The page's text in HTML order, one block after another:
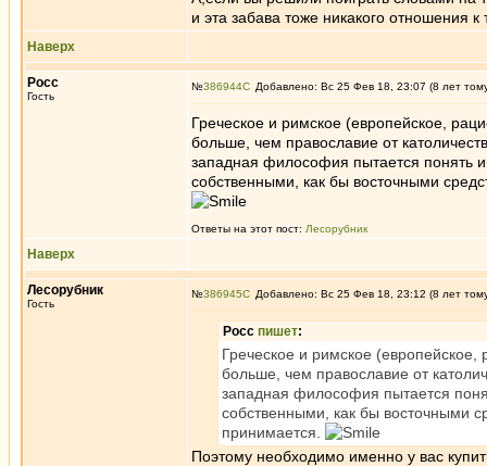
и эта забава тоже никакого отношения
Наверх
Росс
Гость
№386944 Добавлено: Вс 25 Фев 18, 23:07 (8 лет
Греческое и римское (европейское,
больше, чем православие от
западная философия пытается понять
собственными, как бы восточными
Ответы на этот пост: Лесорубник
Наверх
Лесорубник
Гость
№386945 Добавлено: Вс 25 Фев 18, 23:12 (8 лет
Росс пишет:
Греческое и римское
больше, чем православие от
западная философия пытается
собственными, как бы восточными
принимается.
Поэтому необходимо именно у вас